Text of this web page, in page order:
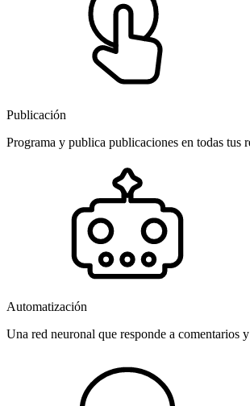
Publicación
Programa y publica publicaciones en todas
Automatización
Una red neuronal que responde a